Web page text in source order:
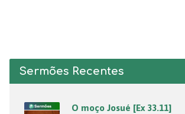
Sermões Recentes
O moço Josué [Ex 33.11]